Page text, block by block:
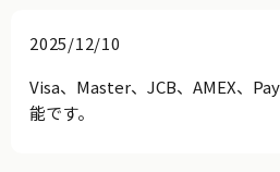
2025/12/10
Visa、Master、JCB、AMEX、
能です。